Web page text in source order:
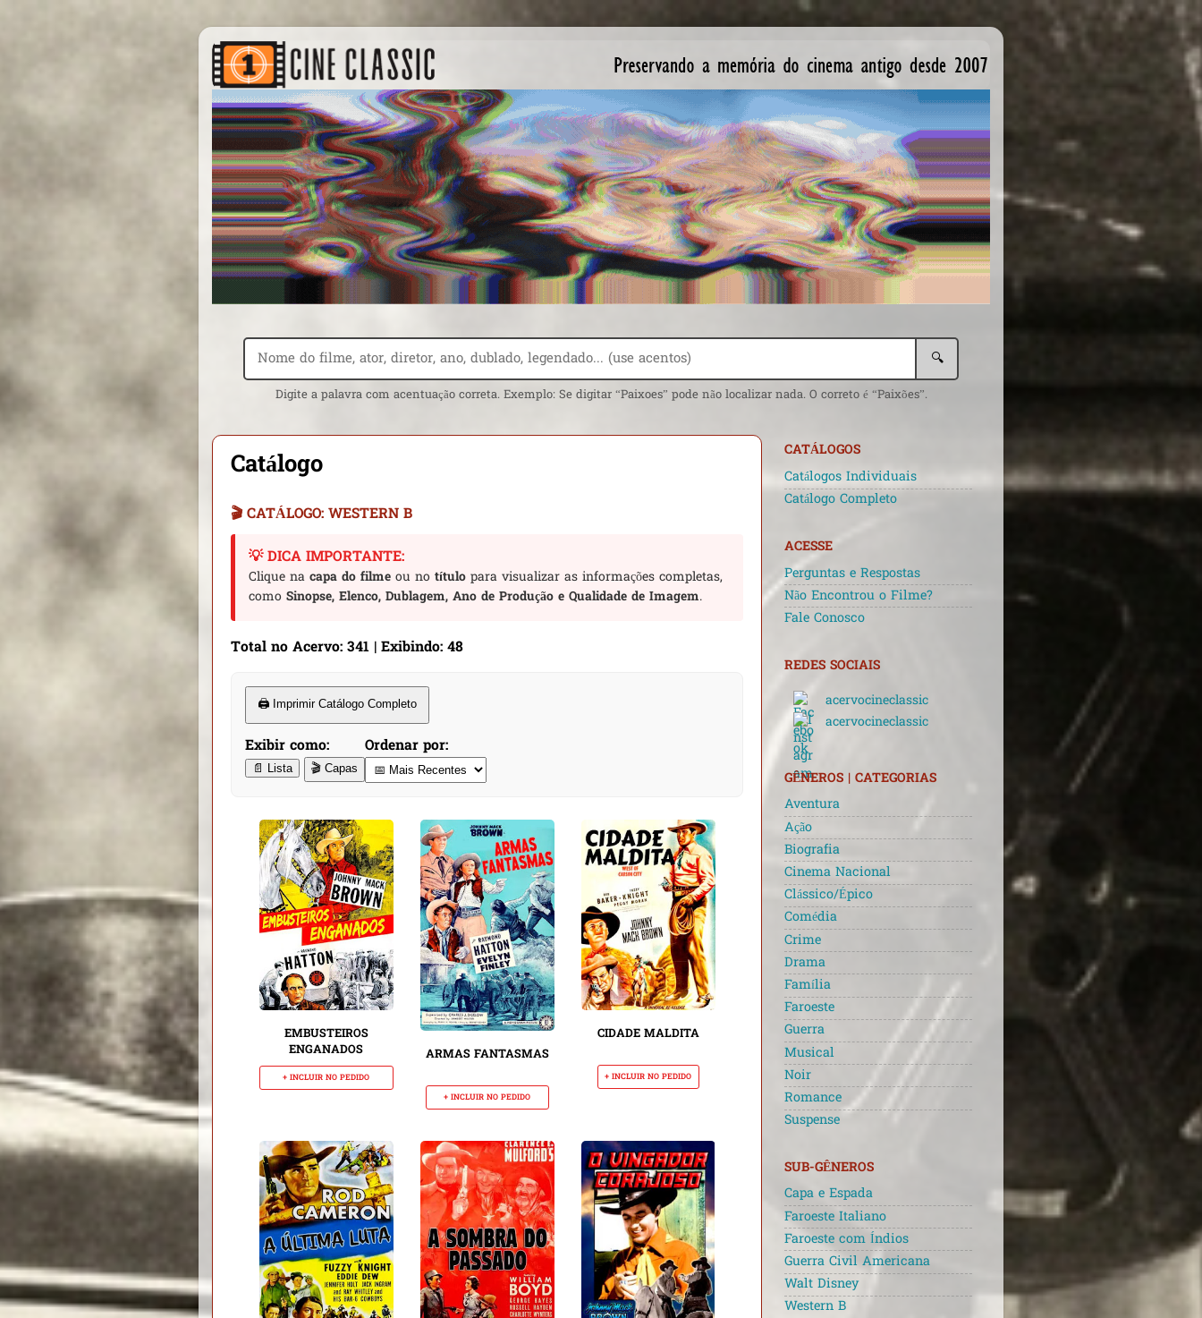
🔍
Digite a palavra com acentuação correta. Exemplo: Se digitar “Paixoes” pode não localizar nada. O correto é “Paixões”.
Catálogo
🎬 CATÁLOGO: WESTERN B
💡 DICA IMPORTANTE:
Clique na capa do filme ou no título para visualizar as informações completas,
como Sinopse, Elenco, Dublagem, Ano de Produção e Qualidade de Imagem.
Total no Acervo: 341 | Exibindo: 48
🖨️ Imprimir Catálogo Completo
Exibir como:
📄 Lista 🎬 Capas
Ordenar por:
EMBUSTEIROS
ENGANADOS
+ INCLUIR NO PEDIDO
ARMAS FANTASMAS
+ INCLUIR NO PEDIDO
CIDADE MALDITA
+ INCLUIR NO PEDIDO
CATÁLOGOS
Catálogos Individuais
Catálogo Completo
ACESSE
Perguntas e Respostas
Não Encontrou o Filme?
Fale Conosco
REDES SOCIAIS
acervocineclassic
acervocineclassic
GÊNEROS | CATEGORIAS
Aventura
Ação
Biografia
Cinema Nacional
Clássico/Épico
Comédia
Crime
Drama
Família
Faroeste
Guerra
Musical
Noir
Romance
Suspense
SUB-GÊNEROS
Capa e Espada
Faroeste Italiano
Faroeste com Índios
Guerra Civil Americana
Walt Disney
Western B